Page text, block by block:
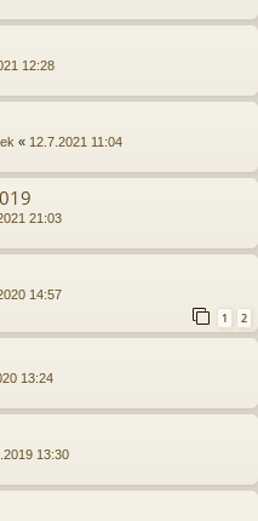
12:28
« 12.7.2021 11:04
21:03
14:57
1 2
13:24
13:30